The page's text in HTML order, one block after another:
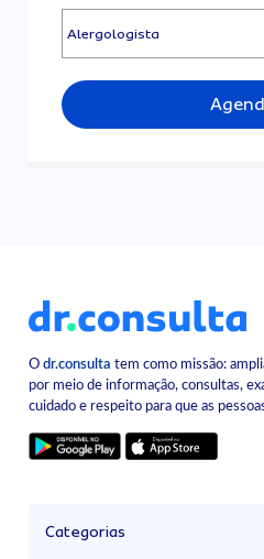
Odr.consulta tem como missão:
por meio de informação, consultas,
cuidado e respeito para que as
Categorias